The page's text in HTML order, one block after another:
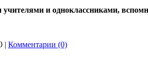
учителями и одноклассниками,
| Комментарии (0)